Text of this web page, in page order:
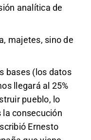
analítica de
majetes, sino de
bases (los datos
llegará al 25%
pueblo, lo
consecución
Ernesto